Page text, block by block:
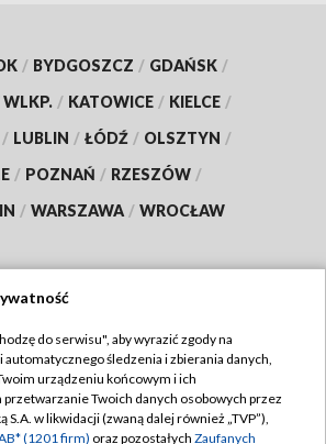
/ BYDGOSZCZ / GDAŃSK /
/ KATOWICE / KIELCE /
/ LUBLIN / ŁÓDŹ / OLSZTYN /
/ POZNAŃ / RZESZÓW /
/ WARSZAWA / WROCŁAW
TVP
Regulamin TVP
do serwisu", aby wyrazić zgody na
śledzenia i zbierania danych,
urządzeniu końcowym i ich
Twoich danych osobowych przez
S.A. w likwidacji (zwaną dalej również „TVP”),
(1201 firm) oraz pozostałych Zaufanych